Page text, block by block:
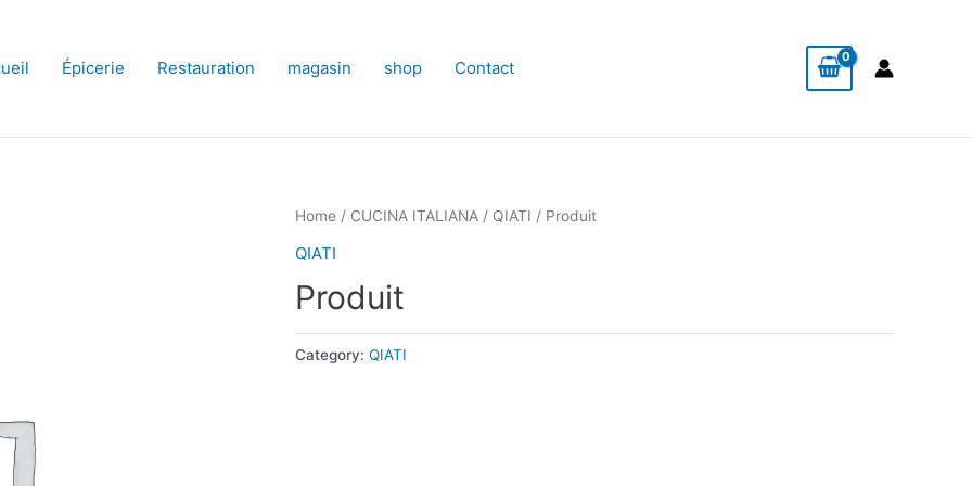
Épicerie Restauration magasin shop Contact
Home / CUCINA ITALIANA / QIATI / Produit
QIATI
Produit
Category: QIATI